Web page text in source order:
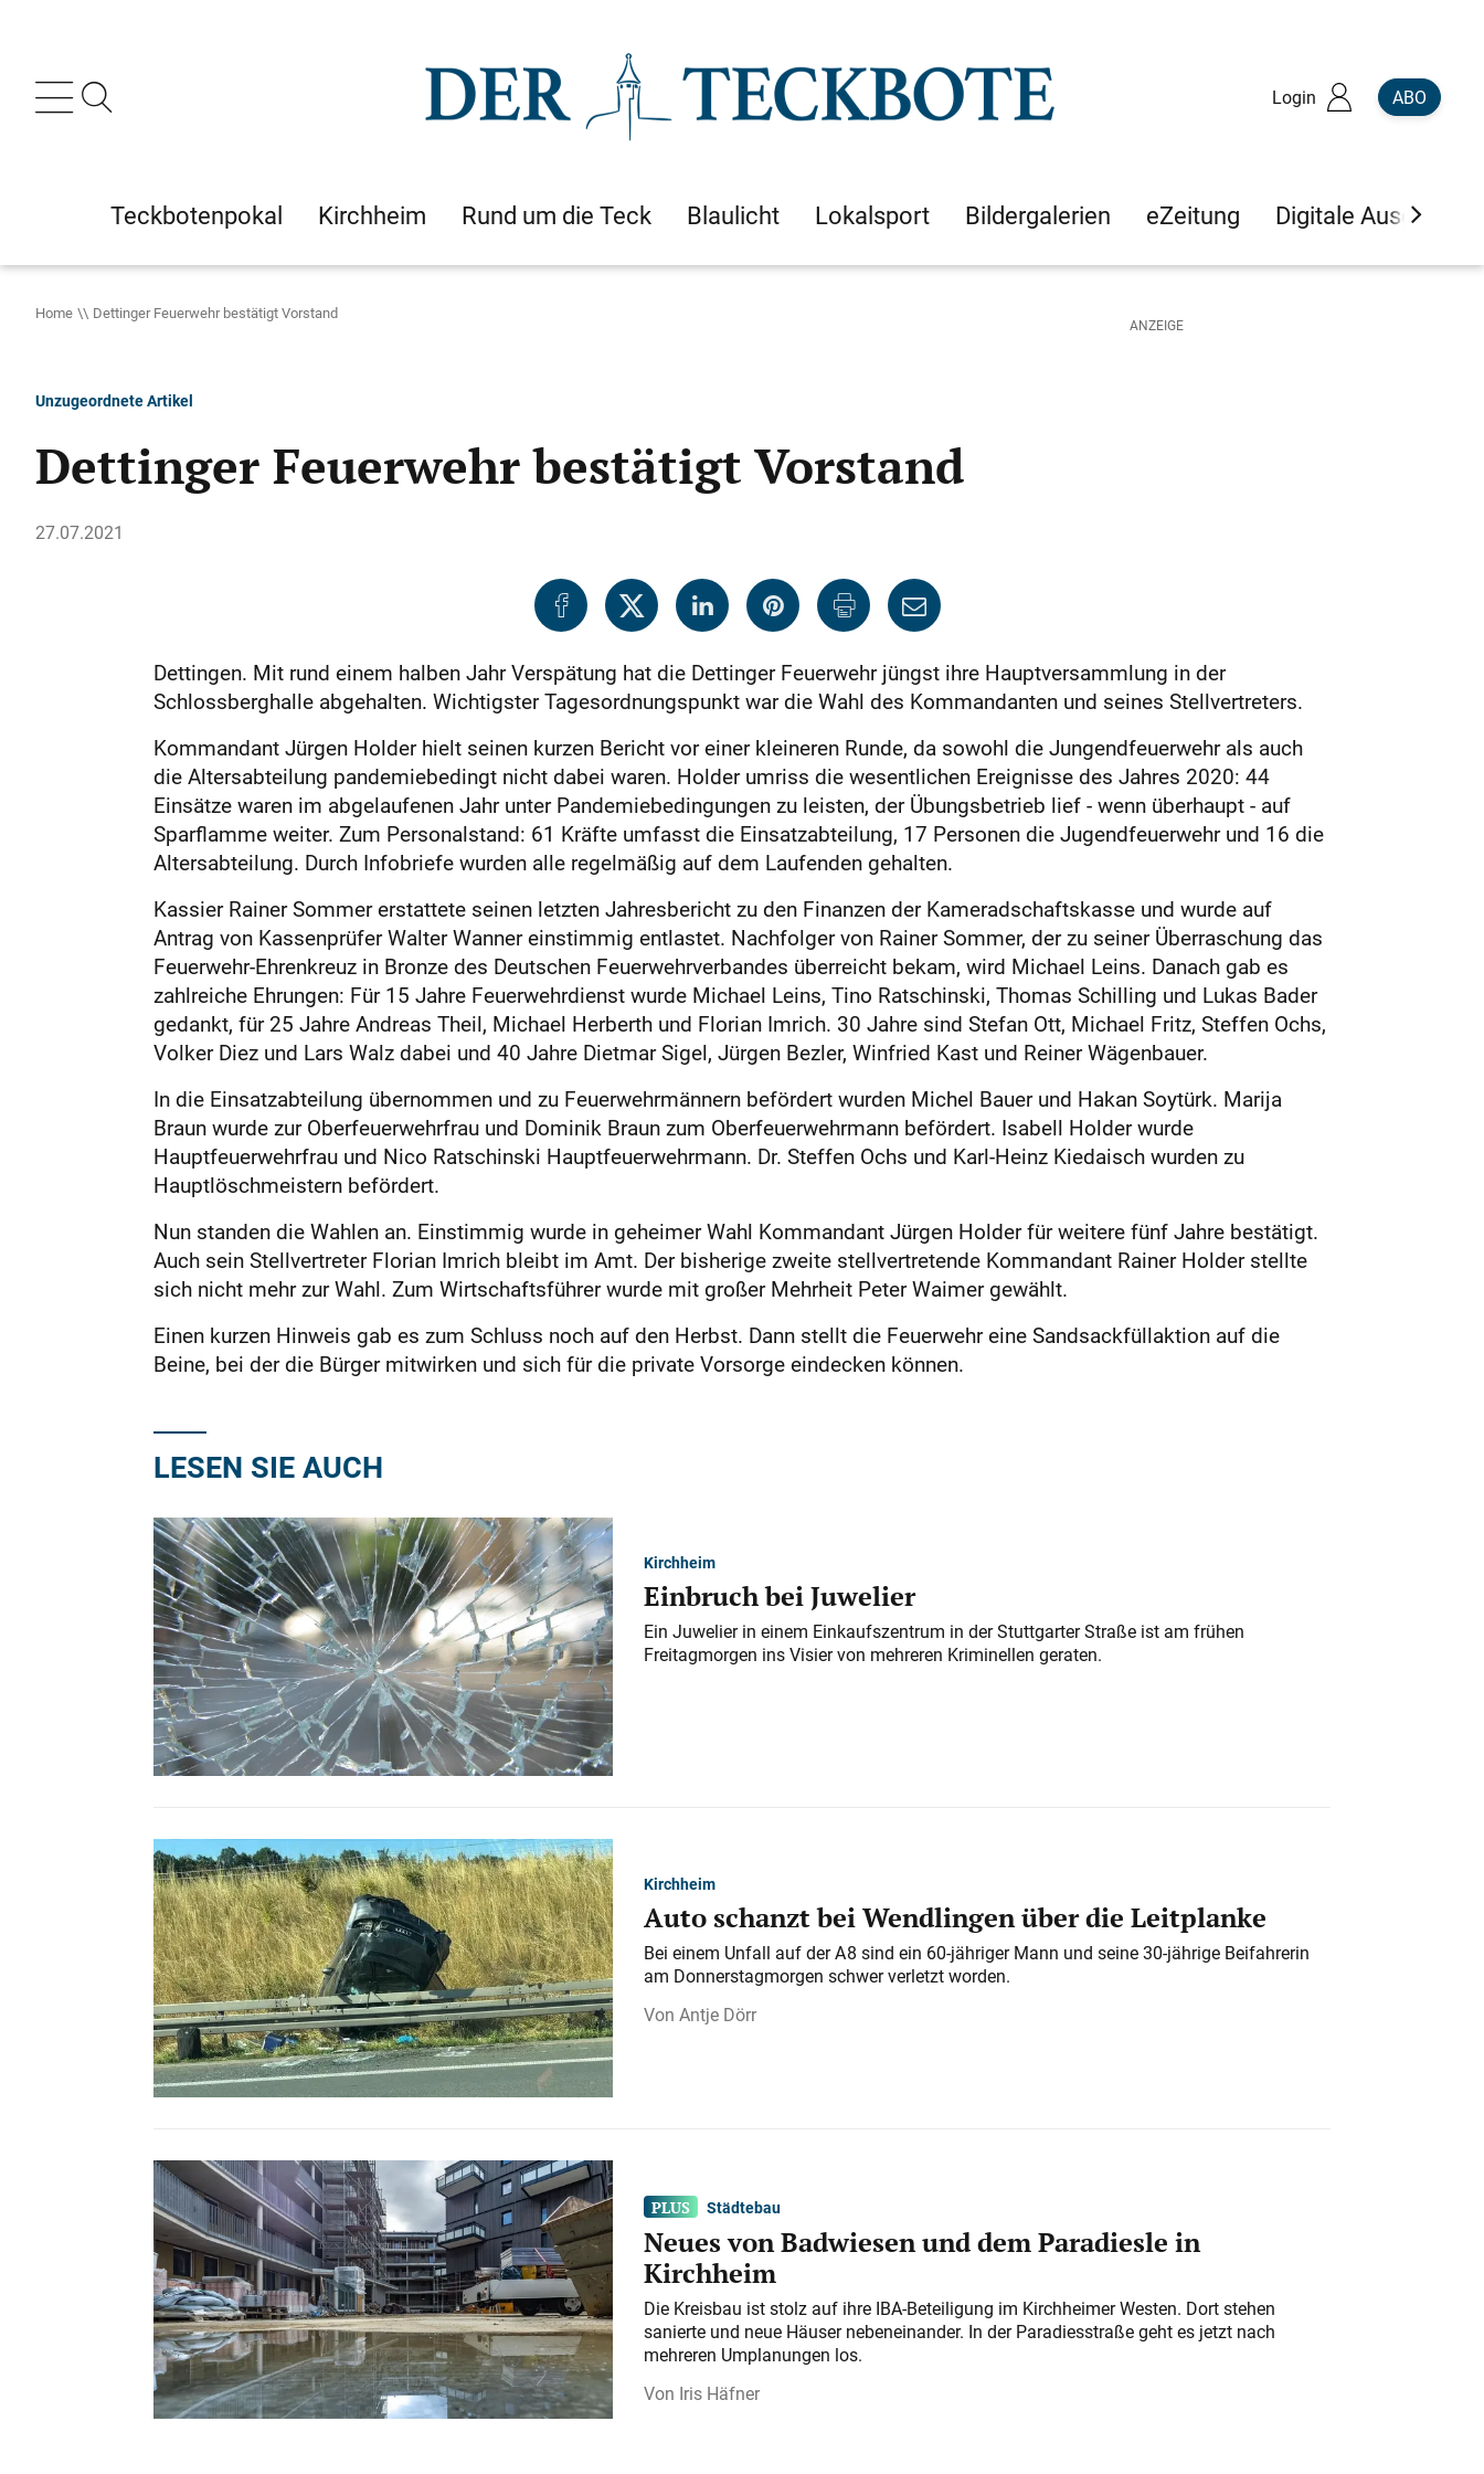
Login ABO
Teckbotenpokal Kirchheim Rund um die Teck Blaulicht Lokalsport Bildergalerien eZeitung Digitale Ausgaben
Home Dettinger Feuerwehr bestätigt Vorstand
Unzugeordnete Artikel
Dettinger Feuerwehr bestätigt Vorstand
27.07.2021
Dettingen. Mit rund einem halben Jahr Verspätung hat die Dettinger Feuerwehr jüngst ihre Hauptversammlung in der
Schlossberghalle abgehalten. Wichtigster Tagesordnungspunkt war die Wahl des Kommandanten und seines Stellvertreters.
Kommandant Jürgen Holder hielt seinen kurzen Bericht vor einer kleineren Runde, da sowohl die Jungendfeuerwehr als auch
die Altersabteilung pandemiebedingt nicht dabei waren. Holder umriss die wesentlichen Ereignisse des Jahres 2020: 44
Einsätze waren im abgelaufenen Jahr unter Pande­miebedingungen zu leisten, der Übungsbetrieb lief - wenn überhaupt - auf
Sparflamme weiter. Zum Personalstand: 61 Kräfte umfasst die Einsatzabteilung, 17 Personen die Jugendfeuerwehr und 16 die
Altersabteilung. Durch Infobriefe wurden alle regelmäßig auf dem Laufenden gehalten.
Kassier Rainer Sommer erstattete seinen letzten Jahresbericht zu den Finanzen der Kameradschaftskasse und wurde auf
Antrag von Kassenprüfer Walter Wanner einstimmig entlastet. ­Nachfolger von Rainer Sommer, der zu ­seiner Überraschung das
Feuerwehr-­Ehrenkreuz in Bronze des Deutschen Feuerwehrverbandes überreicht bekam, wird Michael Leins. Danach gab es
zahlreiche Ehrungen: Für 15 Jahre Feuerwehrdienst wurde Michael Leins, Tino Ratschinski, Thomas Schilling und Lukas Bader
gedankt, für 25 Jahre Andreas Theil, Michael Herberth und Florian Imrich. 30 Jahre sind Stefan Ott, Michael Fritz, Steffen Ochs,
Volker Diez und Lars Walz dabei und 40 Jahre Dietmar Sigel, Jürgen Bezler, Winfried Kast und Reiner Wägenbauer.
In die Einsatzabteilung übernommen und zu Feuerwehrmännern befördert wurden Michel Bauer und Hakan Soytürk. ­Marija
Braun wurde zur Oberfeuerwehrfrau und Dominik Braun zum Oberfeuerwehrmann befördert. Isabell Holder wurde
Hauptfeuerwehrfrau und Nico Ratschinski Hauptfeuerwehrmann. Dr. Steffen Ochs und Karl-Heinz Kiedaisch wurden zu
Hauptlösch­meistern befördert.
Nun standen die Wahlen an. Einstimmig wurde in geheimer Wahl Kommandant Jürgen Holder für weitere fünf Jahre bestätigt.
Auch sein Stellvertreter Florian Imrich bleibt im Amt. Der bisherige zweite stellvertretende Kommandant Rainer Holder stellte
sich nicht mehr zur Wahl. Zum Wirtschaftsführer wurde mit großer Mehrheit Peter Waimer gewählt.
Einen kurzen Hinweis gab es zum Schluss noch auf den Herbst. Dann stellt die Feuerwehr eine Sandsackfüllaktion auf die
Beine, bei der die Bürger mitwirken und sich für die private Vorsorge eindecken können.
LESEN SIE AUCH
Kirchheim
Einbruch bei Juwelier
Ein Juwelier in einem Einkaufszentrum in der Stuttgarter Straße ist am frühen
Freitagmorgen ins Visier von mehreren Kriminellen geraten.
Kirchheim
Auto schanzt bei Wendlingen über die Leitplanke
Bei einem Unfall auf der A 8 sind ein 60-jähriger Mann und seine 30-jährige Beifahrerin
am Donnerstagmorgen schwer verletzt worden.
Antje Dörr
Städtebau
Neues von Badwiesen und dem Paradiesle in
Kirchheim
Die Kreisbau ist stolz auf ihre IBA-Beteiligung im Kirchheimer Westen. Dort stehen
sanierte und neue Häuser nebeneinander. In der Paradiesstraße geht es jetzt nach
mehreren Umplanungen los.
Iris Häfner